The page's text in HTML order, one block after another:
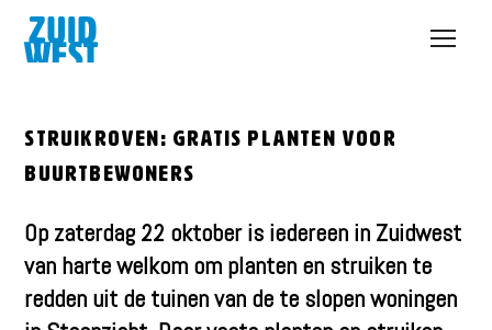
Open
Struikroven: gratis planten voor
buurtbewoners
Op zaterdag 22 oktober is iedereen in Zuidwest
van harte welkom om planten en struiken te
redden uit de tuinen van de te slopen woningen